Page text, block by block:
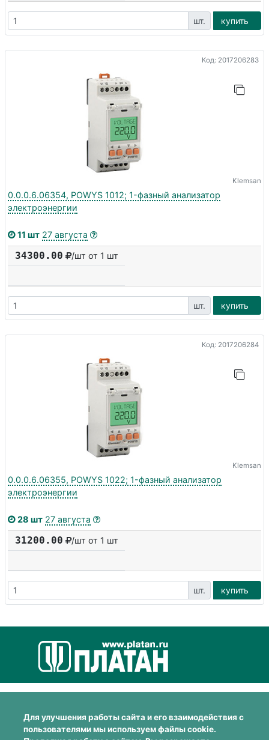
шт. купить
Код: 2017206283
Klemsan
0.0.0.6.06354, POWYS 1012; 1-фазный анализатор
электроэнергии
11 шт 27 августа
34300.00 /шт от 1 шт
шт. купить
Код: 2017206284
Klemsan
0.0.0.6.06355, POWYS 1022; 1-фазный анализатор
электроэнергии
28 шт 27 августа
31200.00 /шт от 1 шт
шт. купить
Для улучшения работы сайта и его взаимодействия с
пользователями мы используем файлы cookie.